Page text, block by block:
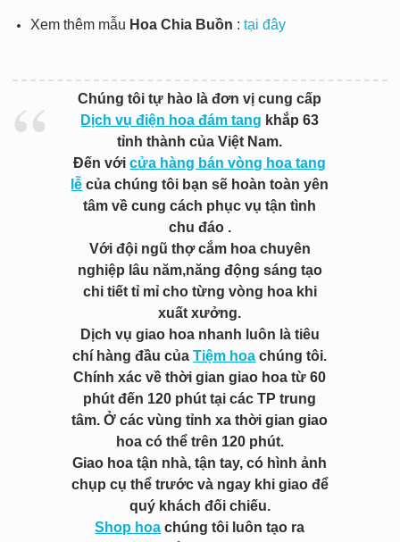
Xem thêm mẫu Hoa Chia Buồn : tại đây
Chúng tôi tự hào là đơn vị cung cấp
Dịch vụ điện hoa đám tang khắp 63
tỉnh thành của Việt Nam.
Đến vớicửa hàng bán vòng hoa tang
lễ của chúng tôi bạn sẽ hoàn toàn yên
tâm về cung cách phục vụ tận tình
chu đáo .
Với đội ngũ thợ cắm hoa chuyên
nghiệp lâu năm,năng động sáng tạo
chi tiết tỉ mỉ cho từng vòng hoa khi
xuất xưởng.
Dịch vụ giao hoa nhanh luôn là tiêu
chí hàng đầu củaTiệm hoa chúng tôi.
Chính xác về thời gian giao hoa từ 60
phút đến 120 phút tại các TP trung
tâm. Ở các vùng tỉnh xa thời gian giao
hoa có thể trên 120 phút.
Giao hoa tận nhà, tận tay, có hình ảnh
chụp cụ thể trước và ngay khi giao để
quý khách đối chiếu.
Shop hoa chúng tôi luôn tạo ra